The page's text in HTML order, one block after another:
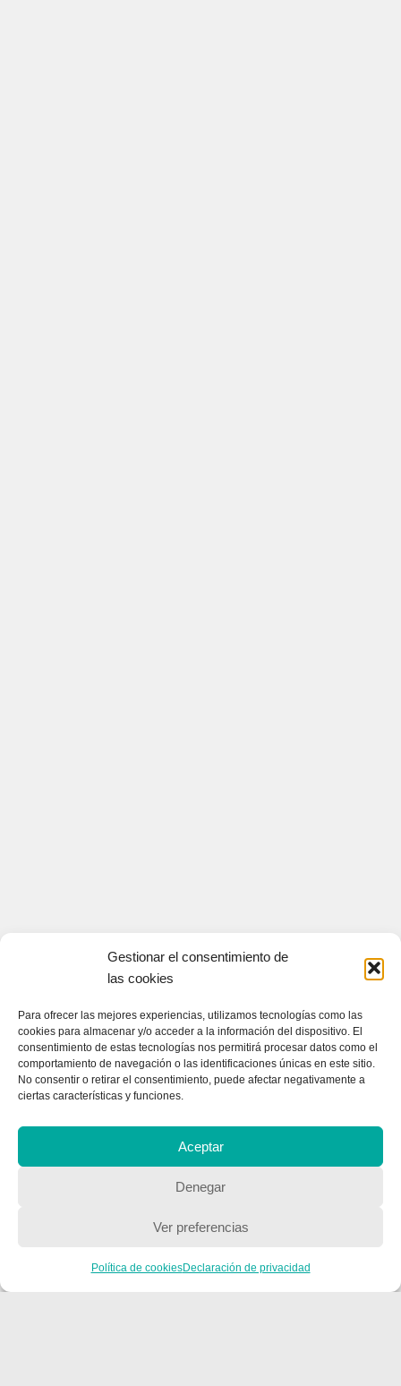
Gestionar el consentimiento de
las cookies
Para ofrecer las mejores experiencias, utilizamos tecnologías como las
cookies para almacenar y/o acceder a la información del dispositivo. El
consentimiento de estas tecnologías nos permitirá procesar datos como el
comportamiento de navegación o las identificaciones únicas en este sitio.
No consentir o retirar el consentimiento, puede afectar negativamente a
ciertas características y funciones.
Aceptar
Denegar
Ver preferencias
Política de cookiesDeclaración de privacidad
CONTACTA CON NOSOTROS
Contacto